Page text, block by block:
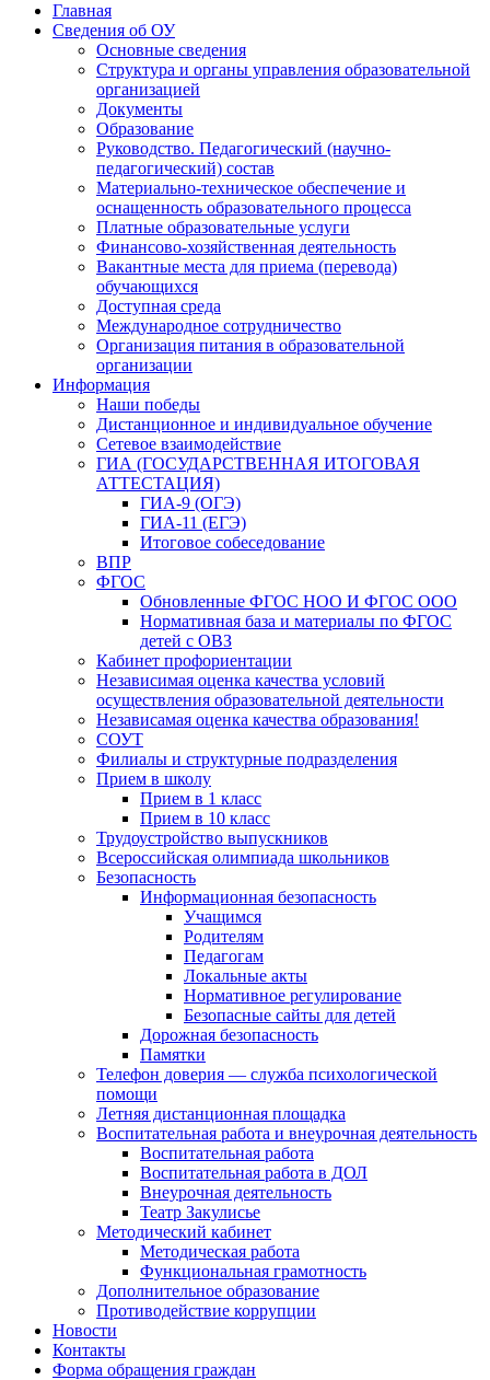
Главная
Сведения об ОУ
Основные сведения
Структура и органы управления образовательной
организацией
Документы
Образование
Руководство. Педагогический (научно-
педагогический) состав
Материально-техническое обеспечение и
оснащенность образовательного процесса
Платные образовательные услуги
Финансово-хозяйственная деятельность
Вакантные места для приема (перевода)
обучающихся
Доступная среда
Международное сотрудничество
Организация питания в образовательной
организации
Информация
Наши победы
Дистанционное и индивидуальное обучение
Сетевое взаимодействие
ГИА (ГОСУДАРСТВЕННАЯ ИТОГОВАЯ
АТТЕСТАЦИЯ)
ГИА-9 (ОГЭ)
ГИА-11 (ЕГЭ)
Итоговое собеседование
ВПР
ФГОС
Обновленные ФГОС НОО И ФГОС ООО
Нормативная база и материалы по ФГОС
детей с ОВЗ
Кабинет профориентации
Независимая оценка качества условий
осуществления образовательной деятельности
Независамая оценка качества образования!
СОУТ
Филиалы и структурные подразделения
Прием в школу
Прием в 1 класс
Прием в 10 класс
Трудоустройство выпускников
Всероссийская олимпиада школьников
Безопасность
Информационная безопасность
Учащимся
Родителям
Педагогам
Локальные акты
Нормативное регулирование
Безопасные сайты для детей
Дорожная безопасность
Памятки
Телефон доверия — служба психологической
помощи
Летняя дистанционная площадка
Воспитательная работа и внеурочная деятельность
Воспитательная работа
Воспитательная работа в ДОЛ
Внеурочная деятельность
Театр Закулисье
Методический кабинет
Методическая работа
Функциональная грамотность
Дополнительное образование
Противодействие коррупции
Новости
Контакты
Форма обращения граждан